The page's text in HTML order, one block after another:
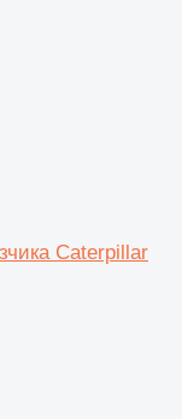
Caterpillar